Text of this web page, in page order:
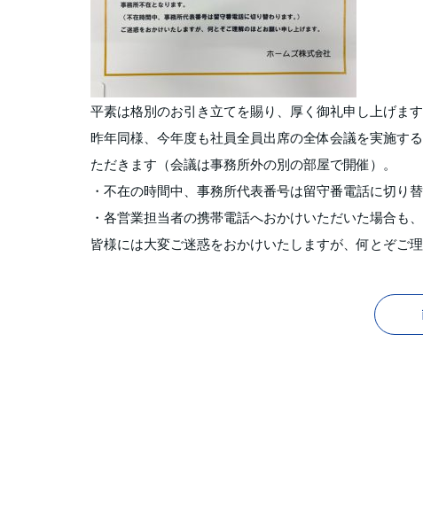
平素は格別のお引き立てを賜り、厚く御礼申し上げます
昨年同様、今年度も社員全員出席の全体会議を実施す
ただきます（会議は事務所外の別の部屋で開催）。
・不在の時間中、事務所代表番号は留守番電話に切り替
・各営業担当者の携帯電話へおかけいただいた場合も
皆様には大変ご迷惑をおかけいたしますが、何とぞご